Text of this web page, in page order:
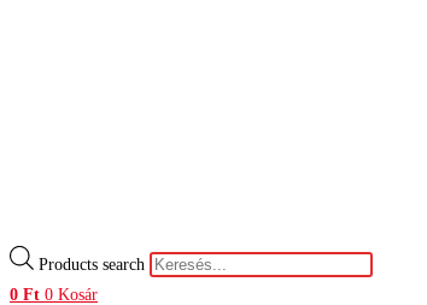
Products search
0 Ft 0 Kosár